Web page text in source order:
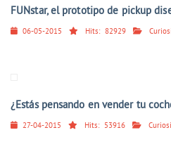
FUNstar, el prototipo de pickup
06-05-2015 Hits: 82929
¿Estás pensando en vender tu
27-04-2015 Hits: 53916